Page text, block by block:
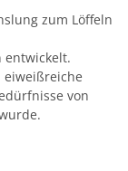
zum Löffeln
entwickelt.
eiweißreiche
von